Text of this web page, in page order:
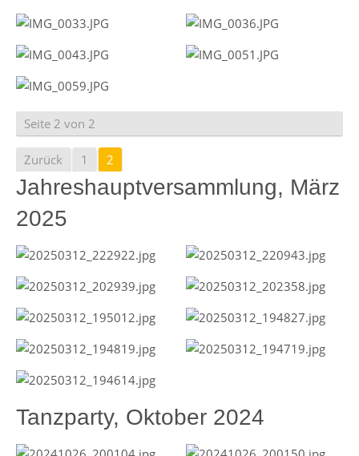
Seite 2 von 2
Zurück 1 2
Jahreshauptversammlung, März
2025
Tanzparty, Oktober 2024